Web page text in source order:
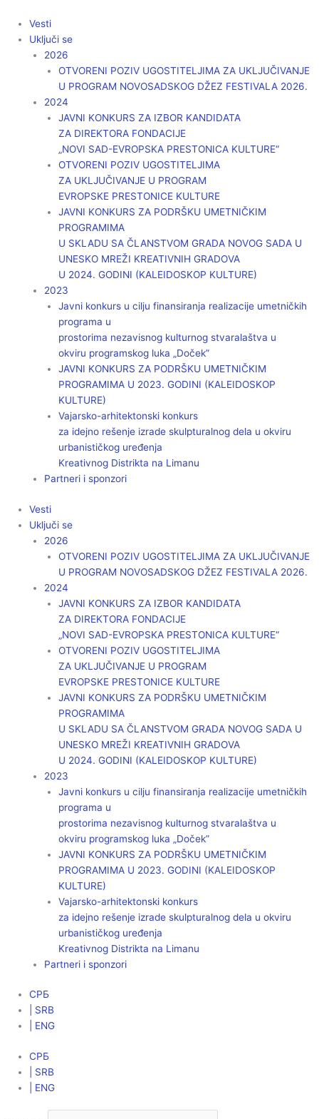
садржај
Vesti
Uključi se
2026
OTVORENI POZIV UGOSTITELJIMA ZA UKLJUČIVANJE
U PROGRAM NOVOSADSKOG DŽEZ FESTIVALA 2026.
2024
JAVNI KONKURS ZA IZBOR KANDIDATA
ZA DIREKTORA FONDACIJE
„NOVI SAD-EVROPSKA PRESTONICA KULTURE“
OTVORENI POZIV UGOSTITELJIMA
ZA UKLJUČIVANJE U PROGRAM
EVROPSKE PRESTONICE KULTURE
JAVNI KONKURS ZA PODRŠKU UMETNIČKIM
PROGRAMIMA
U SKLADU SA ČLANSTVOM GRADA NOVOG SADA U
UNESKO MREŽI KREATIVNIH GRADOVA
U 2024. GODINI (KALEIDOSKOP KULTURE)
2023
Javni konkurs u cilju finansiranja realizacije umetničkih
programa u
prostorima nezavisnog kulturnog stvaralaštva u
okviru programskog luka „Doček”
JAVNI KONKURS ZA PODRŠKU UMETNIČKIM
PROGRAMIMA U 2023. GODINI (KALEIDOSKOP
KULTURE)
Vajarsko-arhitektonski konkurs
za idejno rešenje izrade skulpturalnog dela u okviru
urbanističkog uređenja
Kreativnog Distrikta na Limanu
Partneri i sponzori
Vesti
Uključi se
2026
OTVORENI POZIV UGOSTITELJIMA ZA UKLJUČIVANJE
U PROGRAM NOVOSADSKOG DŽEZ FESTIVALA 2026.
2024
JAVNI KONKURS ZA IZBOR KANDIDATA
ZA DIREKTORA FONDACIJE
„NOVI SAD-EVROPSKA PRESTONICA KULTURE“
OTVORENI POZIV UGOSTITELJIMA
ZA UKLJUČIVANJE U PROGRAM
EVROPSKE PRESTONICE KULTURE
JAVNI KONKURS ZA PODRŠKU UMETNIČKIM
PROGRAMIMA
U SKLADU SA ČLANSTVOM GRADA NOVOG SADA U
UNESKO MREŽI KREATIVNIH GRADOVA
U 2024. GODINI (KALEIDOSKOP KULTURE)
2023
Javni konkurs u cilju finansiranja realizacije umetničkih
programa u
prostorima nezavisnog kulturnog stvaralaštva u
okviru programskog luka „Doček”
JAVNI KONKURS ZA PODRŠKU UMETNIČKIM
PROGRAMIMA U 2023. GODINI (KALEIDOSKOP
KULTURE)
Vajarsko-arhitektonski konkurs
za idejno rešenje izrade skulpturalnog dela u okviru
urbanističkog uređenja
Kreativnog Distrikta na Limanu
Partneri i sponzori
СРБ
| SRB
| ENG
СРБ
| SRB
| ENG